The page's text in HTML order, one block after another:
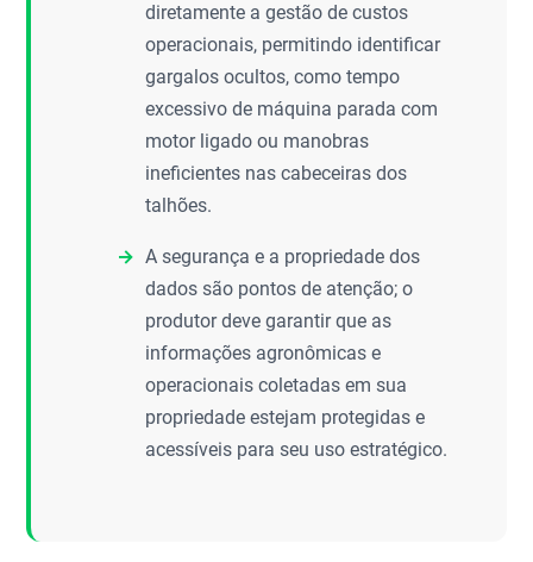
diretamente a gestão de custos
operacionais, permitindo identificar
gargalos ocultos, como tempo
excessivo de máquina parada com
motor ligado ou manobras
ineficientes nas cabeceiras dos
talhões.
A segurança e a propriedade dos
dados são pontos de atenção; o
produtor deve garantir que as
informações agronômicas e
operacionais coletadas em sua
propriedade estejam protegidas e
acessíveis para seu uso estratégico.